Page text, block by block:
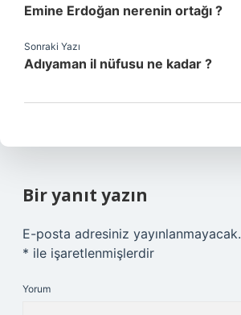
Emine Erdoğan nerenin ortağı ?
Sonraki Yazı
Adıyaman il nüfusu ne kadar ?
Bir yanıt yazın
E-posta adresiniz yayınlanmayacak.
* ile işaretlenmişlerdir
Yorum